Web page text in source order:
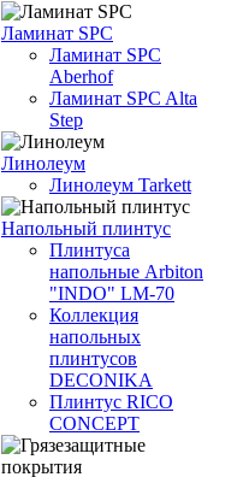
Ламинат SPC
Ламинат SPC
Aberhof
Ламинат SPC Alta
Step
Линолеум
Линолеум Tarkett
Напольный плинтус
Плинтуса
напольные Arbiton
"INDO" LM-70
Коллекция
напольных
плинтусов
DECONIKA
Плинтус RICO
CONCEPT